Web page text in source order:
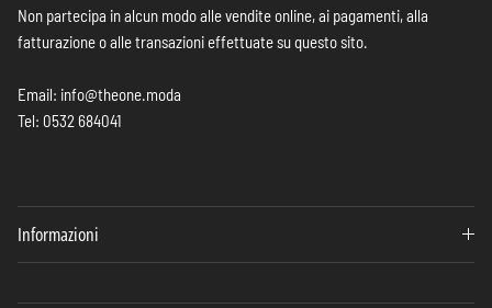
Non partecipa in alcun modo alle vendite online, ai pagamenti, alla
fatturazione o alle transazioni effettuate su questo sito.
Email: info@theone.moda
Tel: 0532 684041
Informazioni